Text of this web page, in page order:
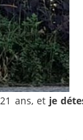
ans, etje